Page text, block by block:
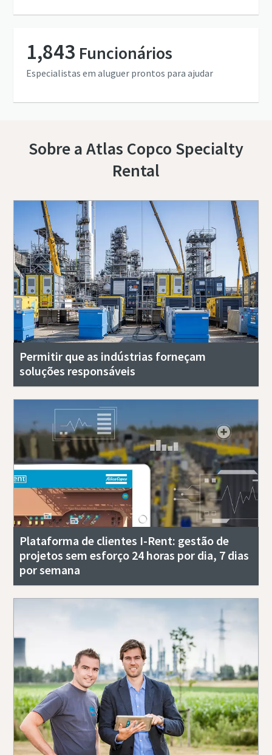
1,843 Funcionários
Especialistas em aluguer prontos para ajudar
Sobre a Atlas Copco Specialty
Rental
Permitir que as indústrias forneçam
soluções responsáveis
Plataforma de clientes I-Rent: gestão de
projetos sem esforço 24 horas por dia, 7 dias
por semana